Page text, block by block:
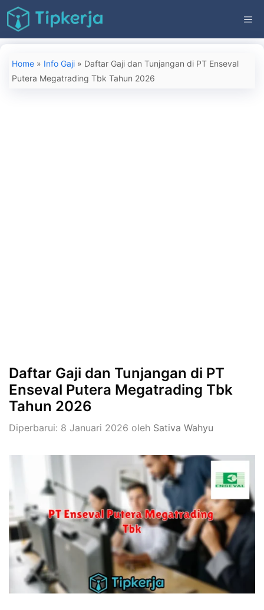
Langsung
ke
isi
Home » Info Gaji » Daftar Gaji dan Tunjangan di PT Enseval
Putera Megatrading Tbk Tahun 2026
Daftar Gaji dan Tunjangan di PT
Enseval Putera Megatrading Tbk
Tahun 2026
Diperbarui: 8 Januari 2026 oleh Sativa Wahyu